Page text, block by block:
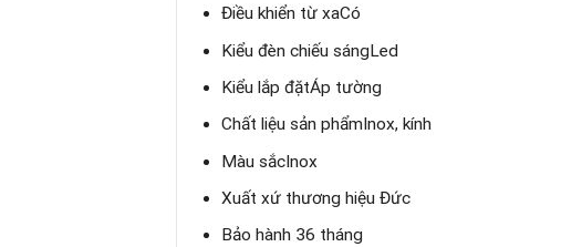
Điều khiển từ xaCó
Kiểu đèn chiếu sángLed
Kiểu lắp đặtÁp tường
Chất liệu sản phẩmInox, kính
Màu sắcInox
Xuất xứ thương hiệuĐức
Bảo hành 36 tháng